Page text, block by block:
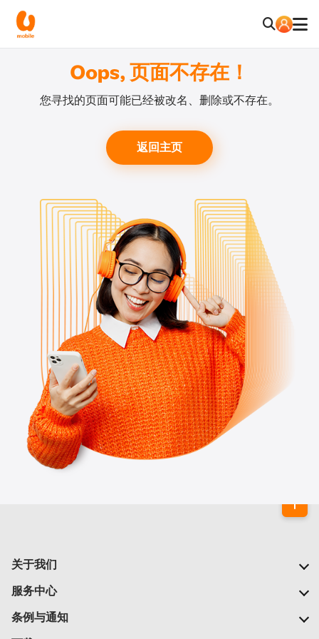
Oops, 页面不存在！
您寻找的页面可能已经被改名、删除或不存在。
返回主页
关于我们
我们的公司
新闻中心
服务中心
常见问题
条例与通知